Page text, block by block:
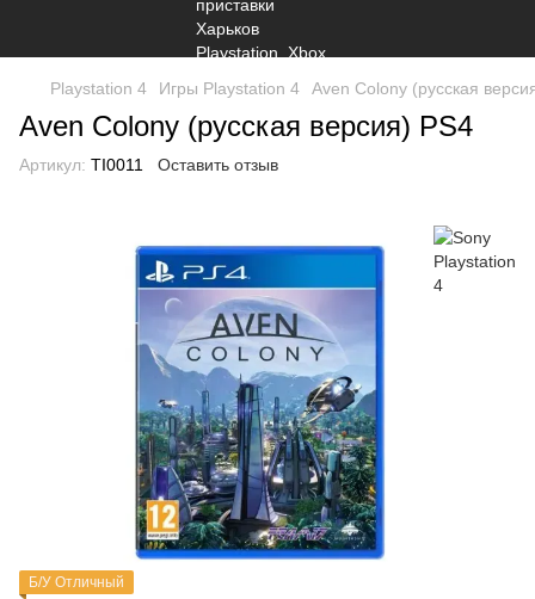
Playstation 4 Игры Playstation 4 Aven Colony (русская
Aven Colony (русская версия) PS4
Артикул: TI0011 Оставить отзыв
Б/У Отличный